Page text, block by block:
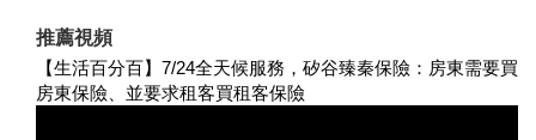
推薦視頻
【生活百分百】7/24全天候服務，矽谷臻秦保險：房東需要買
房東保險、並要求租客買租客保險